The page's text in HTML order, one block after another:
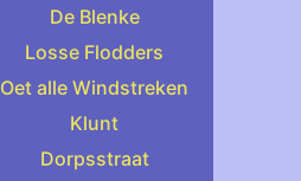
De Blenke
Losse Flodders
Oet alle Windstreken
Klunt
Dorpsstraat